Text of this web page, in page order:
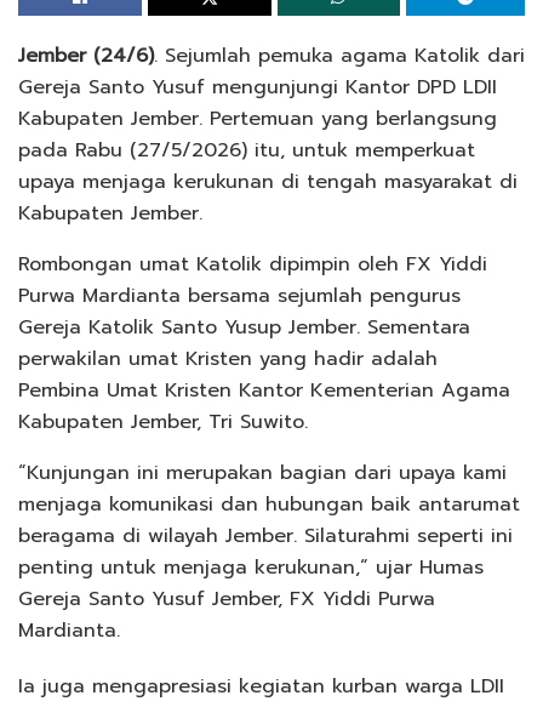
Jember (24/6). Sejumlah pemuka agama Katolik dari
Gereja Santo Yusuf mengunjungi Kantor DPD LDII
Kabupaten Jember. Pertemuan yang berlangsung
pada Rabu (27/5/2026) itu, untuk memperkuat
upaya menjaga kerukunan di tengah masyarakat di
Kabupaten Jember.
Rombongan umat Katolik dipimpin oleh FX Yiddi
Purwa Mardianta bersama sejumlah pengurus
Gereja Katolik Santo Yusup Jember. Sementara
perwakilan umat Kristen yang hadir adalah
Pembina Umat Kristen Kantor Kementerian Agama
Kabupaten Jember, Tri Suwito.
“Kunjungan ini merupakan bagian dari upaya kami
menjaga komunikasi dan hubungan baik antarumat
beragama di wilayah Jember. Silaturahmi seperti ini
penting untuk menjaga kerukunan,“ ujar Humas
Gereja Santo Yusuf Jember, FX Yiddi Purwa
Mardianta.
Ia juga mengapresiasi kegiatan kurban warga LDII